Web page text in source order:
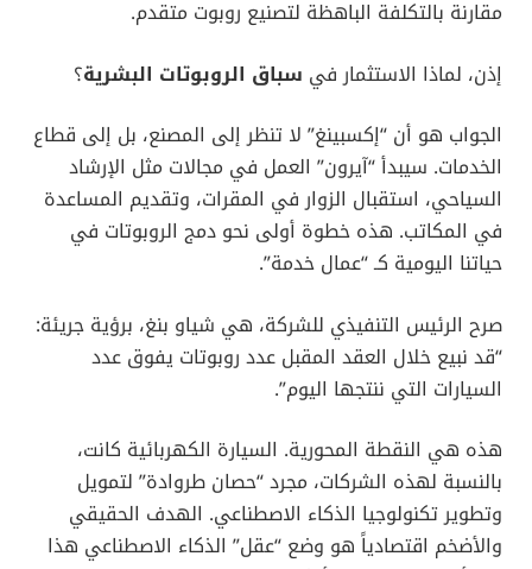
مقارنة بالتكلفة الباهظة لتصنيع روبوت متقدم.
إذن، لماذا الاستثمار في سباق الروبوتات البشرية؟
الجواب هو أن “إكسبينغ” لا تنظر إلى المصنع، بل إلى قطاع
الخدمات. سيبدأ “آيرون” العمل في مجالات مثل الإرشاد
السياحي، استقبال الزوار في المقرات، وتقديم المساعدة
في المكاتب. هذه خطوة أولى نحو دمج الروبوتات في
حياتنا اليومية كـ “عمال خدمة”.
صرح الرئيس التنفيذي للشركة، هي شياو بنغ، برؤية جريئة:
“قد نبيع خلال العقد المقبل عدد روبوتات يفوق عدد
السيارات التي ننتجها اليوم”.
هذه هي النقطة المحورية. السيارة الكهربائية كانت،
بالنسبة لهذه الشركات، مجرد “حصان طروادة” لتمويل
وتطوير تكنولوجيا الذكاء الاصطناعي. الهدف الحقيقي
والأضخم اقتصادياً هو وضع “عقل” الذكاء الاصطناعي هذا